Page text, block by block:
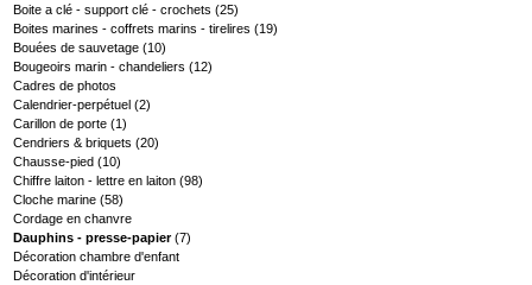
Boite a clé - support clé - crochets (25)
Boites marines - coffrets marins - tirelires (19)
Bouées de sauvetage (10)
Bougeoirs marin - chandeliers (12)
Cadres de photos
Calendrier-perpétuel (2)
Carillon de porte (1)
Cendriers & briquets (20)
Chausse-pied (10)
Chiffre laiton - lettre en laiton (98)
Cloche marine (58)
Cordage en chanvre
Dauphins - presse-papier(7)
Décoration chambre d'enfant
Décoration d'intérieur